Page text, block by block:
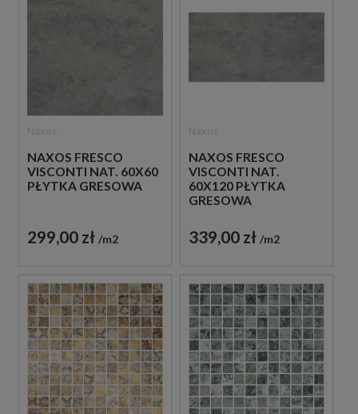
NAXOS FRESCO
VISCONTI NAT. 60X60
PŁYTKA GRESOWA
299,00 zł m2
NAXOS FRESCO
VISCONTI NAT.
60X120 PŁYTKA
GRESOWA
339,00 zł m2